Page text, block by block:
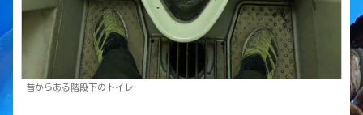
昔からある階段下のトイレ